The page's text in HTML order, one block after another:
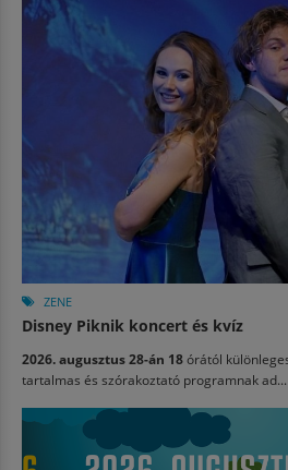
ZENE
Disney Piknik koncert és kvíz
2026. augusztus 28-án 18órától
tartalmas és szórakoztató programnak ad...